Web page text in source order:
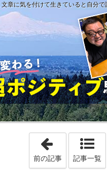
章に気を付けて生きていると自分
「第2375
前の記事 記事一覧